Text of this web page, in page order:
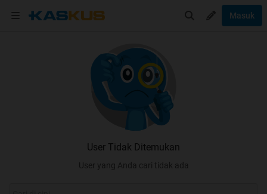
Masuk
User Tidak Ditemukan
User yang Anda cari tidak ada